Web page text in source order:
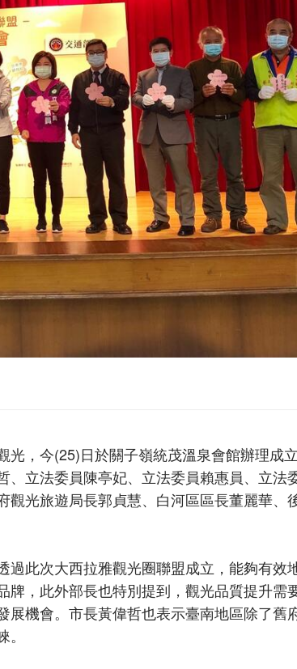
，今(25)日於關子嶺統茂溫泉會館辦理成
立法委員陳亭妃、立法委員賴惠員、立法
光旅遊局長郭貞慧、白河區區長董麗華、
此次大西拉雅觀光圈聯盟成立，能夠有效
牌，此外部長也特別提到，觀光品質提升需
機會。市長黃偉哲也表示臺南地區除了舊